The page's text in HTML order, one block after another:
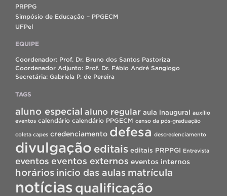
PRPPG
Simpósio de Educação – PPGECM
UFPel
EQUIPE
Coordenador: Prof. Dr. Bruno dos Santos Pastoriza
Coordenador Adjunto: Prof. Dr. Fábio André Sangiogo
Secretária: Gabriela P. de Pereira
TAGS
aluno especial aluno regular aula inaugural auxílio
eventos calendário calendário PPGECM censo da pós-graduação
coleta capes credenciamento defesa descredenciamento
divulgação editais editais PRPPGI Entrevista
eventos eventos externos eventos internos
horários inicio das aulas matrícula
notícias qualificação